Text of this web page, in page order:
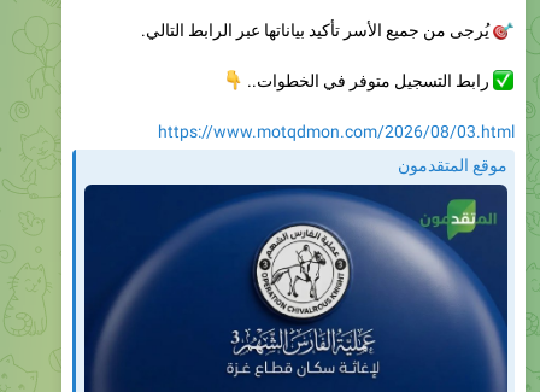
رابط التسجيل متوفر في الخطوات..
👇
https://www.motqdmon.com/2026/08/03.html